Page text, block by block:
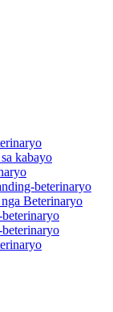
kabayo
beterinaryo
Beterinaryo